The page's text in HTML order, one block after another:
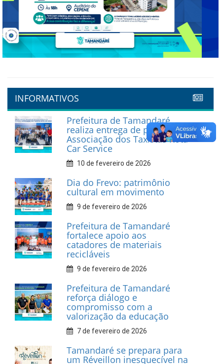
Previous Next
INFORMATIVOS
Prefeitura de Tamandaré
realiza entrega de placas à
Associação dos Taxistas Rota
Car Service
10 de fevereiro de 2026
Dia do Frevo: patrimônio
cultural em movimento